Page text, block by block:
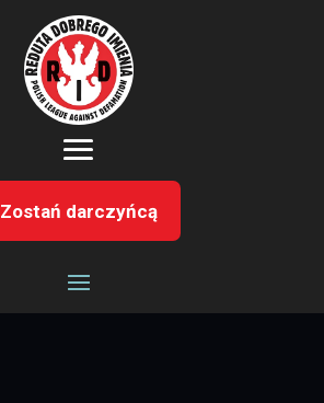
Zostań darczyńcą